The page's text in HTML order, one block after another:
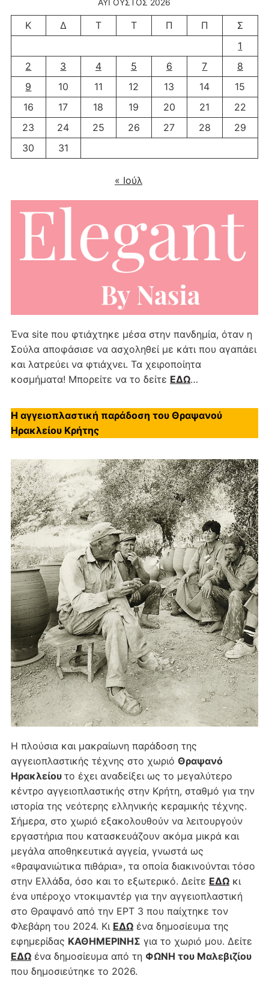
Κ Δ Τ Τ Π Π
Σ
1
2
3 4 5 6 7
8
9
10 11 12 13 14
15
16
17 18 19 20 21
22
23
24 25 26 27 28
29
30
31
« Ιούλ
Ένα site που φτιάχτηκε μέσα στην πανδημία, όταν η
Σούλα αποφάσισε να ασχοληθεί με κάτι που αγαπάει
και λατρεύει να φτιάχνει. Τα χειροποίητα
κοσμήματα! Μπορείτε να το δείτε ΕΔΩ…
Η αγγειοπλαστική παράδοση του Θραψανού
Ηρακλείου Κρήτης
Η πλούσια και μακραίωνη παράδοση της
αγγειοπλαστικής τέχνης στο χωριό Θραψανό
Ηρακλείου το έχει αναδείξει ως το μεγαλύτερο
κέντρο αγγειοπλαστικής στην Κρήτη, σταθμό για την
ιστορία της νεότερης ελληνικής κεραμικής τέχνης.
Σήμερα, στο χωριό εξακολουθούν να λειτουργούν
εργαστήρια που κατασκευάζουν ακόμα μικρά και
μεγάλα αποθηκευτικά αγγεία, γνωστά ως
«θραψανιώτικα πιθάρια», τα οποία διακινούνται τόσο
στην Ελλάδα, όσο και το εξωτερικό. Δείτε ΕΔΩκι
ένα υπέροχο ντοκιμαντέρ για την αγγειοπλαστική
στο Θραψανό από την ΕΡΤ 3 που παίχτηκε τον
Φλεβάρη του 2024. Κι ΕΔΩένα δημοσίευμα της
εφημερίδας ΚΑΘΗΜΕΡΙΝΗΣ για το χωριό μου. Δείτε
ΕΔΩένα δημοσίευμα από τη ΦΩΝΗ του Μαλεβιζίου
που δημοσιεύτηκε το 2026.